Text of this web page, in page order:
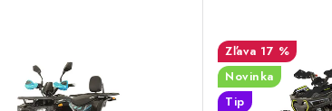
17 %
Novinka
Tip